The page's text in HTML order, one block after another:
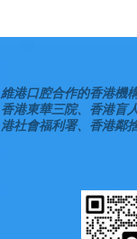
維港口腔合作的香港機
香港東華三院、香港盲
港社會福利署、香港鄰